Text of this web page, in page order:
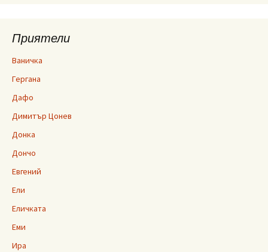
Приятели
Ваничка
Гергана
Дафо
Димитър Цонев
Донка
Дончо
Евгений
Ели
Еличката
Еми
Ира